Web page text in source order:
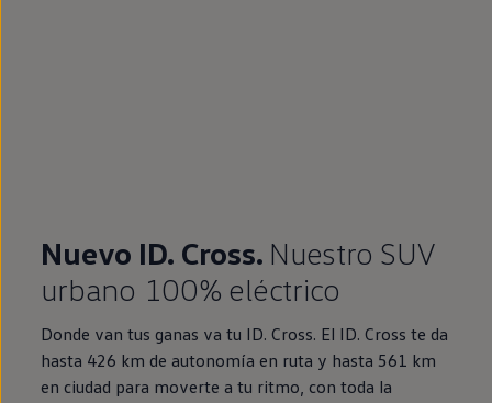
Nuevo ID. Cross. Nuestro SUV
urbano 100% eléctrico
Donde van tus ganas va tu ID. Cross. El ID. Cross te da
hasta 426 km de autonomía en ruta y hasta 561 km
en ciudad para moverte a tu ritmo, con toda la